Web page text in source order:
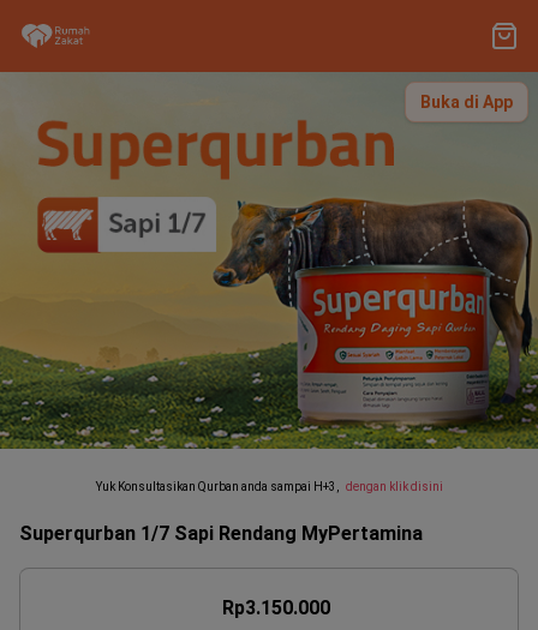
Buka di App
Yuk Konsultasikan Qurban anda sampai H+3, dengan klik disini
Superqurban 1/7 Sapi Rendang MyPertamina